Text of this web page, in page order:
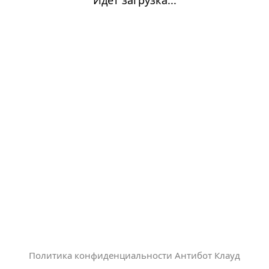
Политика конфиденциальности Антибот Клауд